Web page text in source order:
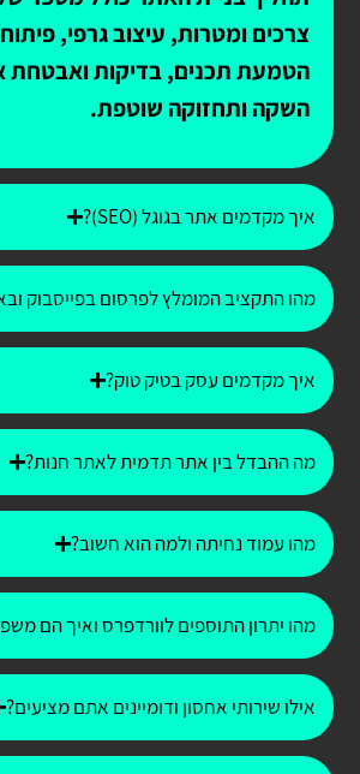
צרכים ומטרות, עיצוב גרפי,
הטמעת תכנים, בדיקות ואבטחת
השקה ותחזוקה שוטפת.
איך מקדמים אתר בגוגל (SEO)?
מהו התקציב המומלץ לפרסום בפייסבוק
איך מקדמים עסק בטיק טוק?
מה ההבדל בין אתר תדמית לאתר חנות?
מהו עמוד נחיתה ולמה הוא חשוב?
מהו יתרון התוספים לוורדפרס ואיך הם
אילו שירותי אחסון ודומיינים אתם מציעים?